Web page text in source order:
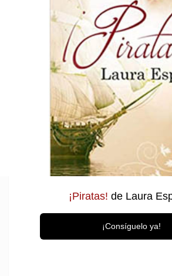
¡Piratas! de Laura
¡Consíguelo ya!